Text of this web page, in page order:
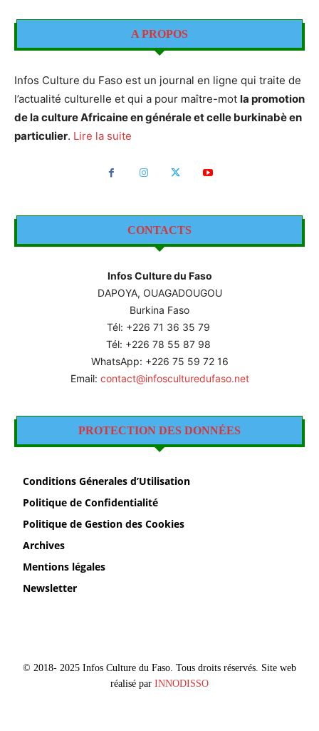
A PROPOS
Infos Culture du Faso est un journal en ligne qui traite de
l’actualité culturelle et qui a pour maître-mot la promotion
de la culture Africaine en générale et celle burkinabè en
particulier. Lire la suite
CONTACTS
Infos Culture du Faso
DAPOYA, OUAGADOUGOU
Burkina Faso
Tél: +226 71 36 35 79
Tél: +226 78 55 87 98
WhatsApp: +226 75 59 72 16
Email: contact@infosculturedufaso.net
PROTECTION DES DONNÉES
Conditions Génerales d’Utilisation
Politique de Confidentialité
Politique de Gestion des Cookies
Archives
Mentions légales
Newsletter
© 2018- 2025 Infos Culture du Faso. Tous droits réservés. Site web
réalisé par INNODISSO